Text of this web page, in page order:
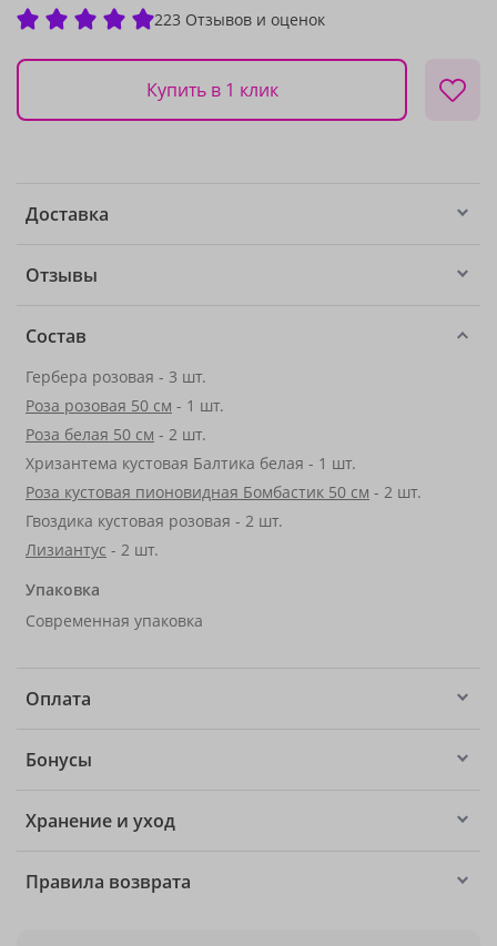
223 Отзывов и оценок
Купить в 1 клик
Доставка
Отзывы
Состав
Гербера розовая - 3 шт.
Роза розовая 50 см - 1 шт.
Роза белая 50 см - 2 шт.
Хризантема кустовая Балтика белая - 1 шт.
Роза кустовая пионовидная Бомбастик 50 см - 2 шт.
Гвоздика кустовая розовая - 2 шт.
Лизиантус - 2 шт.
Упаковка
Современная упаковка
Оплата
Бонусы
Хранение и уход
Правила возврата